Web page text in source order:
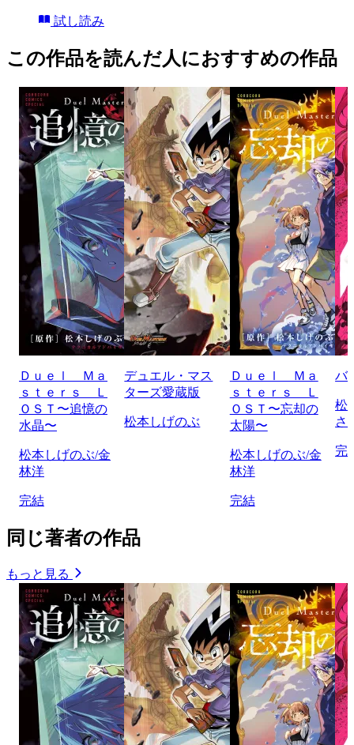
試し読み
この作品を読んだ人におすすめの作品
Ｄｕｅｌ Ｍａ
ｓｔｅｒｓ Ｌ
ＯＳＴ〜追憶の
水晶〜
松本しげのぶ/金
林洋
完結
デュエル・マス
ターズ愛蔵版
松本しげのぶ
Ｄｕｅｌ Ｍａ
ｓｔｅｒｓ Ｌ
ＯＳＴ〜忘却の
太陽〜
松本しげのぶ/金
林洋
完結
バ
松
さ
完
同じ著者の作品
もっと見る